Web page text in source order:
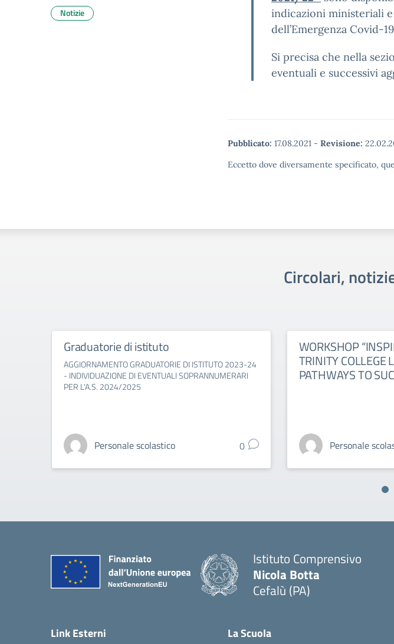
indicazioni ministeriali
dell’Emergenza Covid-
Si precisa che nella
eventuali e successivi
Pubblicato: 17.08.2021 - Revisione:
Eccetto dove diversamente specificato,
Notizie
Circolari,
Graduatorie di istituto
AGGIORNAMENTO GRADUATORIE DI ISTITUTO 2023-24
- INDIVIDUAZIONE DI EVENTUALI SOPRANNUMERARI
PER L'A.S. 2024/2025
Personale scolastico 0
WORKSHOP
TRINITY COLLEGE
PATHWAYS TO
Personale
Istituto Comprensivo
Nicola Botta
Cefalù (PA)
Link Esterni La Scuola